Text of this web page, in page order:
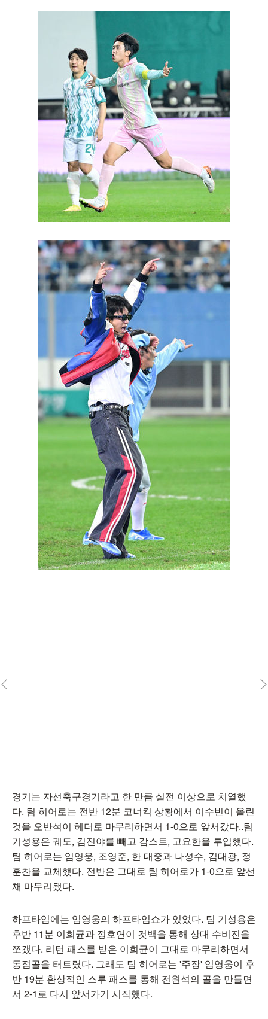
경기는 자선축구경기라고 한 만큼 실전 이상으로 치열했
다. 팀 히어로는 전반 12분 코너킥 상황에서 이수빈이 올린
것을 오반석이 헤더로 마무리하면서 1-0으로 앞서갔다..팀
기성용은 궤도, 김진야를 빼고 감스트, 고요한을 투입했다.
팀 히어로는 임영웅, 조영준, 한 대중과 나성수, 김대광, 정
훈찬을 교체했다. 전반은 그대로 팀 히어로가 1-0으로 앞선
채 마무리됐다.
하프타임에는 임영웅의 하프타임쇼가 있었다. 팀 기성용은
후반 11분 이희균과 정호연이 컷백을 통해 상대 수비진을
쪼갰다. 리턴 패스를 받은 이희균이 그대로 마무리하면서
동점골을 터트렸다. 그래도 팀 히어로는 '주장' 임영웅이 후
반 19분 환상적인 스루 패스를 통해 전원석의 골을 만들면
서 2-1로 다시 앞서가기 시작했다.